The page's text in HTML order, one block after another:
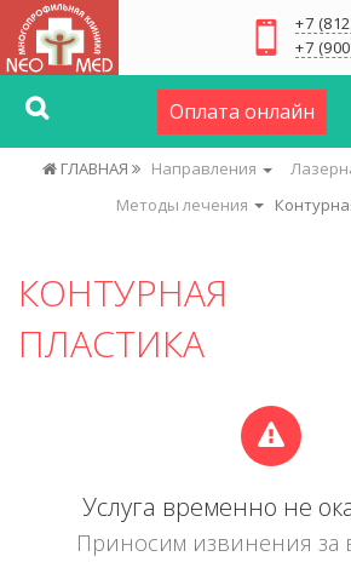
+7
+7
Оплата онлайн
ГЛАВНАЯ Направления
Методы лечения
КОНТУРНАЯ
ПЛАСТИКА
Услуга временно не
Приносим извинения за